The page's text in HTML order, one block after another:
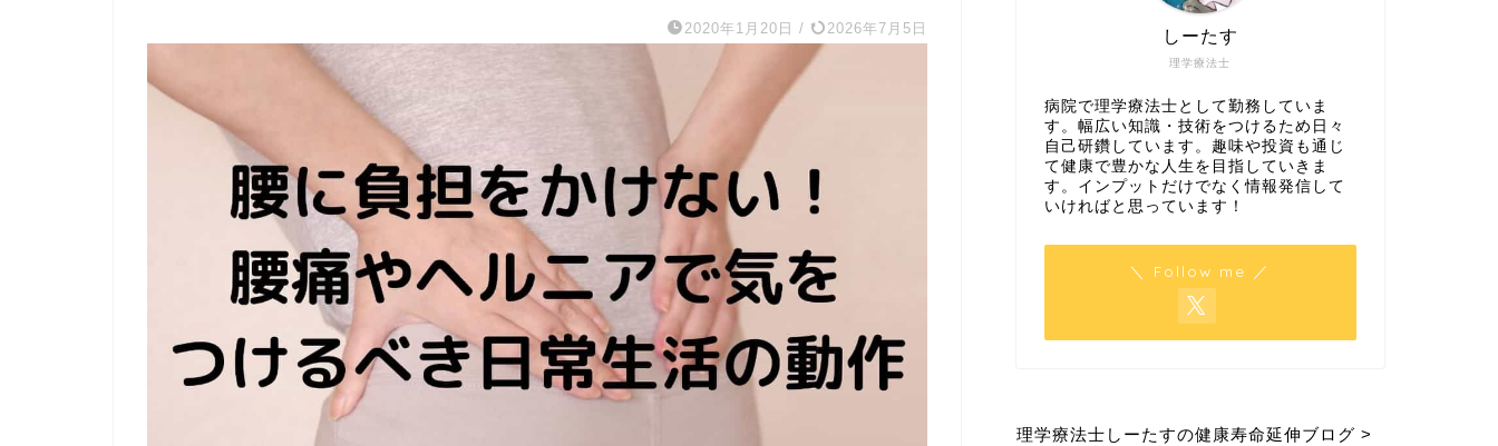
2020年1月20日 / 2026年7月5日
理学療法士
しーたす
病院で理学療法士として勤務していま
す。幅広い知識・技術をつけるため日々
自己研鑽しています。趣味や投資も通じ
て健康で豊かな人生を目指していきま
す。インプットだけでなく情報発信して
いければと思っています！
＼ Follow me ／
理学療法士しーたすの健康寿命延伸ブログ >